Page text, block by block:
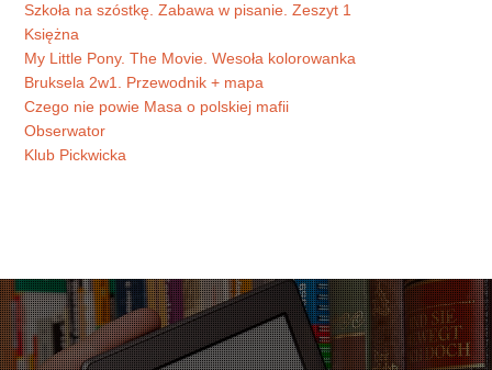
Szkoła na szóstkę. Zabawa w pisanie. Zeszyt 1
Księżna
My Little Pony. The Movie. Wesoła kolorowanka
Bruksela 2w1. Przewodnik + mapa
Czego nie powie Masa o polskiej mafii
Obserwator
Klub Pickwicka